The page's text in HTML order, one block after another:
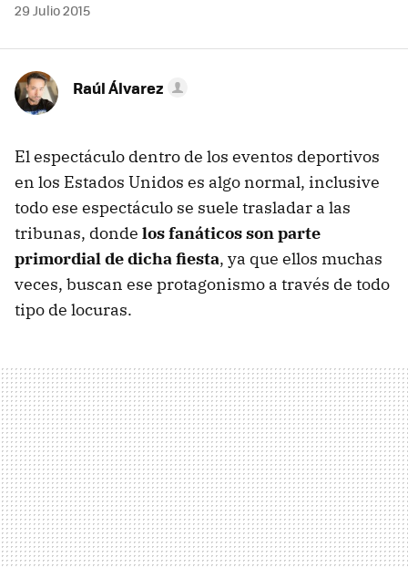
29 Julio 2015
Raúl Álvarez
El espectáculo dentro de los eventos deportivos
en los Estados Unidos es algo normal, inclusive
todo ese espectáculo se suele trasladar a las
tribunas, donde los fanáticos son parte
primordial de dicha fiesta, ya que ellos muchas
veces, buscan ese protagonismo a través de todo
tipo de locuras.